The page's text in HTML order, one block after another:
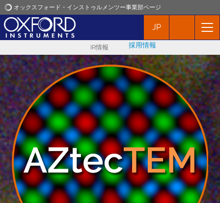
オックスフォード・インストゥルメンツー事業部ページ
オックスフォード・インストゥルメンツ
アプリケーション
プロダクト
ニュース
イベント
お問い合わせ
JP
IR情報 採用情報